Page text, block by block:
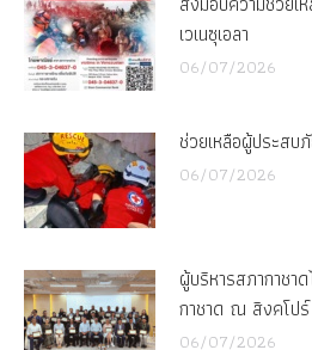
เวเนซุเอลา
06/07/2026
ช่วยเหลือผู้ประส
06/07/2026
ผู้บริหารสภากาชา
กาชาด ณ สิงคโปร์
06/07/2026